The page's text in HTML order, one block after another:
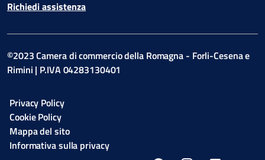
Richiedi assistenza
©2023 Camera di commercio della Romagna - Forli-Cesena e
Rimini | P.IVA 04283130401
Privacy Policy
Cookie Policy
Mappa del sito
Informativa sulla privacy